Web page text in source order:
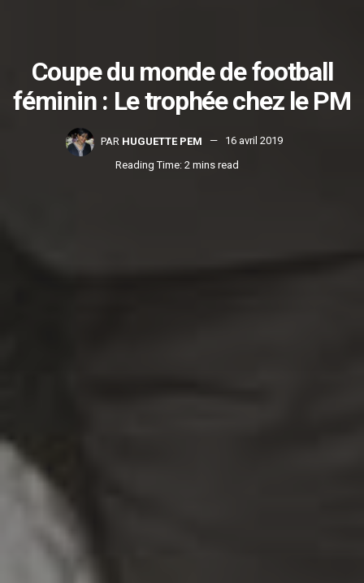
Coupe du monde de football
féminin : Le trophée chez le PM
PAR HUGUETTE PEM
16 avril 2019
Reading Time: 2 mins read